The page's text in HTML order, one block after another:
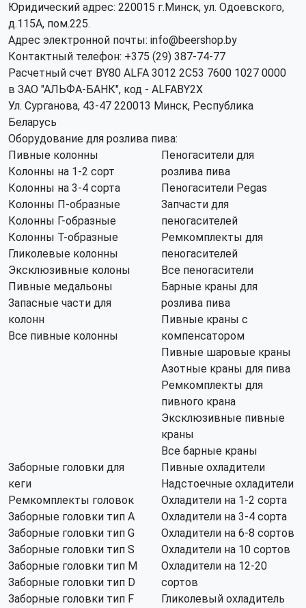
Юридический адрес: 220015 г.Минск, ул. Одоевского,
д.115А, пом.225.
Адрес электронной почты: info@beershop.by
Контактный телефон: +375 (29) 387-74-77
Расчетный счет BY80 ALFA 3012 2C53 7600 1027 0000
в ЗАО "АЛЬФА-БАНК", код - ALFABY2X
Ул. Сурганова, 43-47 220013 Минск, Республика
Беларусь
Оборудование для розлива пива:
Пивные колонны
Колонны на 1-2 сорт
Колонны на 3-4 сорта
Колонны П-образные
Колонны Г-образные
Колонны Т-образные
Гликолевые колонны
Эксклюзивные колоны
Пивные медальоны
Запасные части для
колонн
Все пивные колонны
Пеногасители для
розлива пива
Пеногасители Pegas
Запчасти для
пеногасителей
Ремкомплекты для
пеногасителей
Все пеногасители
Барные краны для
розлива пива
Пивные краны с
компенсатором
Пивные шаровые краны
Азотные краны для пива
Ремкомплекты для
пивного крана
Эксклюзивные пивные
краны
Все барные краны
Заборные головки для
кеги
Ремкомплекты головок
Заборные головки тип А
Заборные головки тип G
Заборные головки тип S
Заборные головки тип M
Заборные головки тип D
Заборные головки тип F
Пивные охладители
Надстоечные охладители
Охладители на 1-2 сорта
Охладители на 3-4 сорта
Охладители на 6-8 сортов
Охладители на 10 сортов
Охладители на 12-20
сортов
Гликолевый охладитель